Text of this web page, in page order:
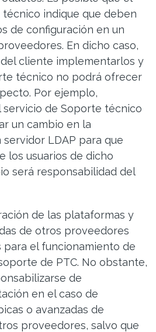
indique que deben
de configuración en un
En dicho caso,
cliente implementarlos y
técnico no podrá ofrecer
Por ejemplo,
servicio de Soporte técnico
un cambio en la
LDAP para que
los usuarios de dicho
será responsabilidad del
de las plataformas y
de otros proveedores
el funcionamiento de
de PTC. No obstante,
de
en el caso de
o avanzadas de
proveedores, salvo que